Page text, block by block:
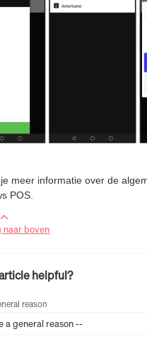
meer informatie over de
POS.
naar boven
helpful?
reason
a general reason --